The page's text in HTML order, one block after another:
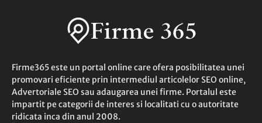
Firme365 este un portal online care ofera posibilitatea unei
promovari eficiente prin intermediul articolelor SEO online,
Advertoriale SEO sau adaugarea unei firme. Portalul este
impartit pe categorii de interes si localitati cu o autoritate
ridicata inca din anul 2008.